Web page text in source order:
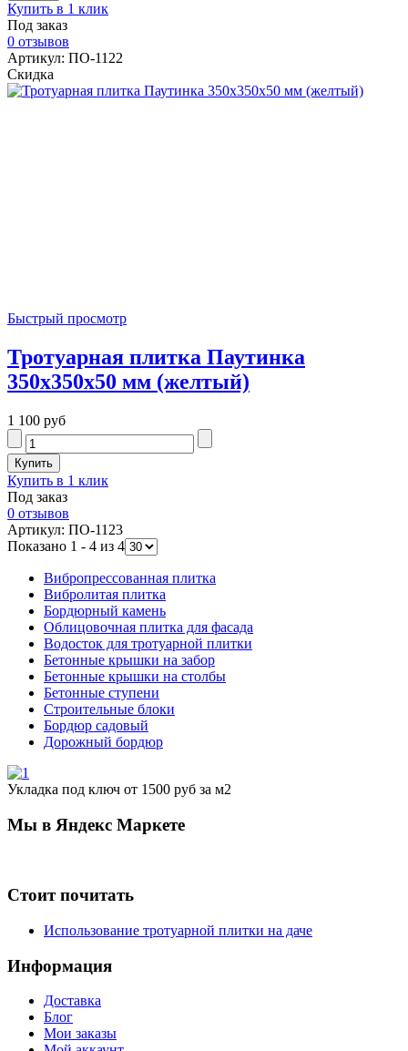
Купить в 1 клик
Под заказ
0 отзывов
Артикул: ПО-1122
Скидка
Быстрый просмотр
Тротуарная плитка Паутинка
350x350x50 мм (желтый)
1 100 руб
Купить в 1 клик
Под заказ
0 отзывов
Артикул: ПО-1123
Показано 1 - 4 из 4
Вибропрессованная плитка
Вибролитая плитка
Бордюрный камень
Облицовочная плитка для фасада
Водосток для тротуарной плитки
Бетонные крышки на забор
Бетонные крышки на столбы
Бетонные ступени
Строительные блоки
Бордюр садовый
Дорожный бордюр
Укладка под ключ от 1500 руб за м2
Мы в Яндекс Маркете
Стоит почитать
Использование тротуарной плитки на даче
Информация
Доставка
Блог
Мои заказы